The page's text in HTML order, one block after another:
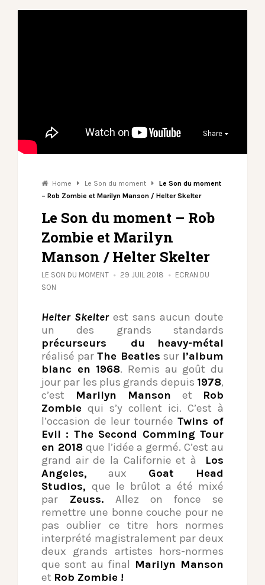
Share
Home Le Son du moment
Le Son du moment
– Rob Zombie et Marilyn Manson / Helter Skelter
Le Son du moment – Rob
Zombie et Marilyn
Manson / Helter Skelter
LE SON DU MOMENT 29 JUIL 2018
ECRAN DU
SON
Helter Skelterest sans aucun doute
un des grands standards
précurseurs du heavy-métal
réalisé parThe Beatles sur l’album
blanc en 1968. Remis au goût du
jour par les plus grands depuis 1978,
c’est
Marilyn Manson et Rob
Zombie qui s’y collent ici. C’est à
l’occasion de leur tournée Twins of
Evil : The Second Comming Tour
en 2018que l’idée a germé. C’est au
grand air de la Californie et à Los
Angeles, aux Goat Head
Studios, que le brûlot a été mixé
par Zeuss.Allez on fonce se
remettre une bonne couche pour ne
pas oublier ce titre hors normes
interprété magistralement par deux
deux grands artistes hors-normes
que sont au final Marilyn Manson
et Rob Zombie !